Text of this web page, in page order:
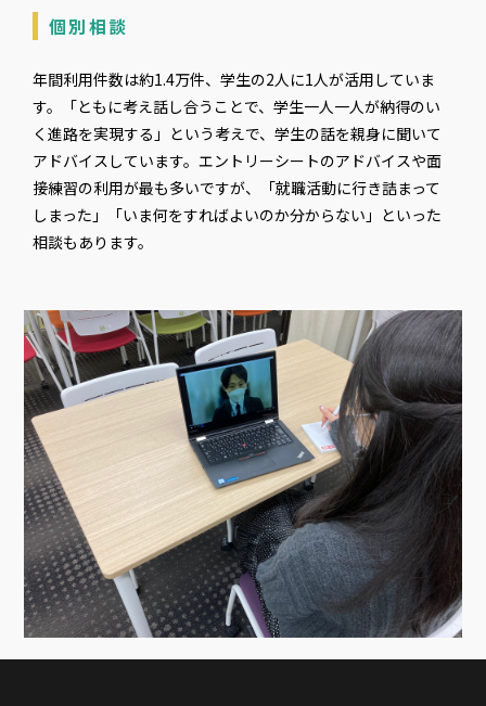
個別相談
年間利用件数は約1.4万件、学生の2人に1人が活用していま
す。「ともに考え話し合うことで、学生一人一人が納得のい
く進路を実現する」という考えで、学生の話を親身に聞いて
アドバイスしています。エントリーシートのアドバイスや面
接練習の利用が最も多いですが、「就職活動に行き詰まって
しまった」「いま何をすればよいのか分からない」といった
相談もあります。